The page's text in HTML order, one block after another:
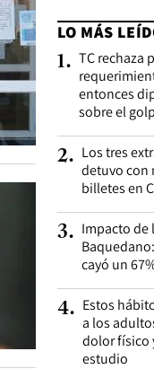
LO MÁS
1. TC rechaza
entonces
sobre el
2. Los tres
detuvo con
billetes en
3. Impacto de
cayó un
4. Estos
a los
dolor físico
estudio